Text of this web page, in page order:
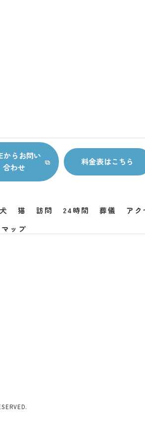
からお問い
合わせ
料金表はこちら
猫 訪問 24時間 葬儀
アク
ップ